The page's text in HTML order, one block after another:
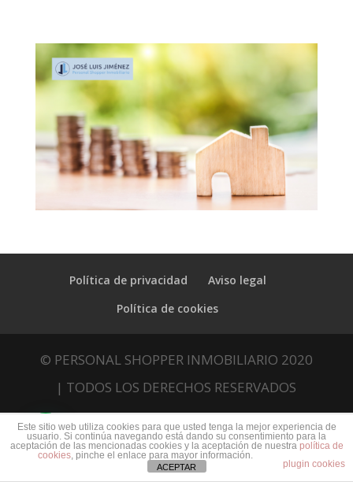
Política de privacidad
Aviso legal
Política de cookies
© PERSONAL SHOPPER INMOBILIARIO 2020
| TODOS LOS DERECHOS RESERVADOS
Este sitio web utiliza cookies para que usted tenga la mejor experiencia de
usuario. Si continúa navegando está dando su consentimiento para la
aceptación de las mencionadas cookies y la aceptación de nuestra política de
cookies, pinche el enlace para mayor información.
plugin cookies
ACEPTAR